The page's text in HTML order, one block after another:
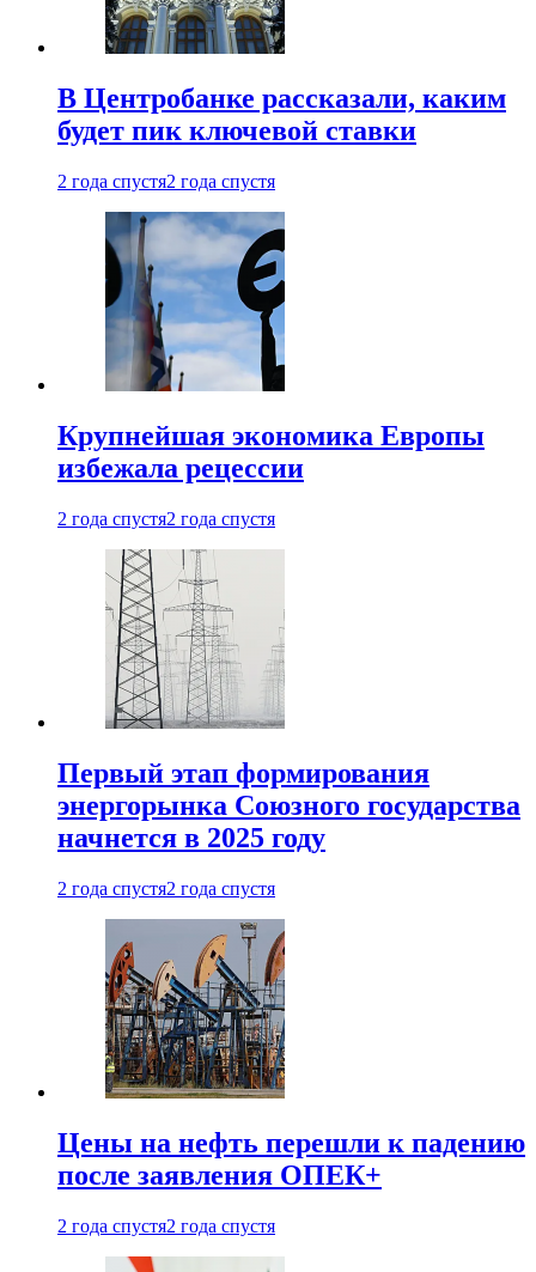
В Центробанке рассказали, каким
будет пик ключевой ставки
2 года спустя2 года спустя
Крупнейшая экономика Европы
избежала рецессии
2 года спустя2 года спустя
Первый этап формирования
энергорынка Союзного государства
начнется в 2025 году
2 года спустя2 года спустя
Цены на нефть перешли к падению
после заявления ОПЕК+
2 года спустя2 года спустя